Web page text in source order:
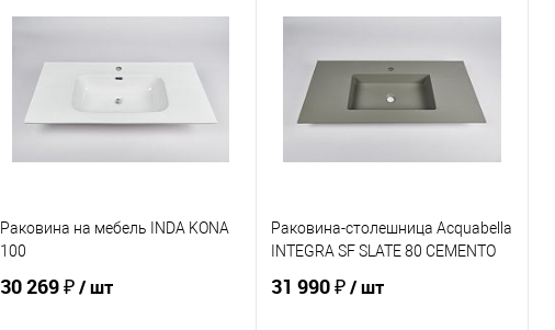
В избранное
Под заказ
В избранное
Под заказ
Раковина на мебель INDA KONA
100
30 269 ₽/ шт
Раковина-столешница Acquabella
INTEGRA SF SLATE 80 CEMENTO
31 990 ₽/ шт